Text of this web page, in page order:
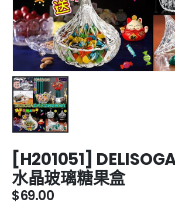
[H201051]
水晶玻璃糖果盒
$69.00